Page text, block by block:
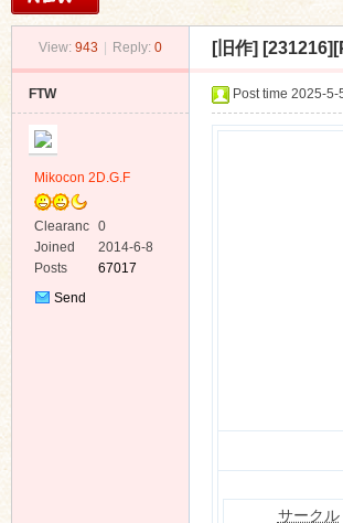
›
View: 943 Reply: 0 [旧作]
FTW
Mikocon 2D.G.F
Clearanc
e
0
Joined
2014-6-8
Posts
67017
Send
Post time 2025-5-
サークル